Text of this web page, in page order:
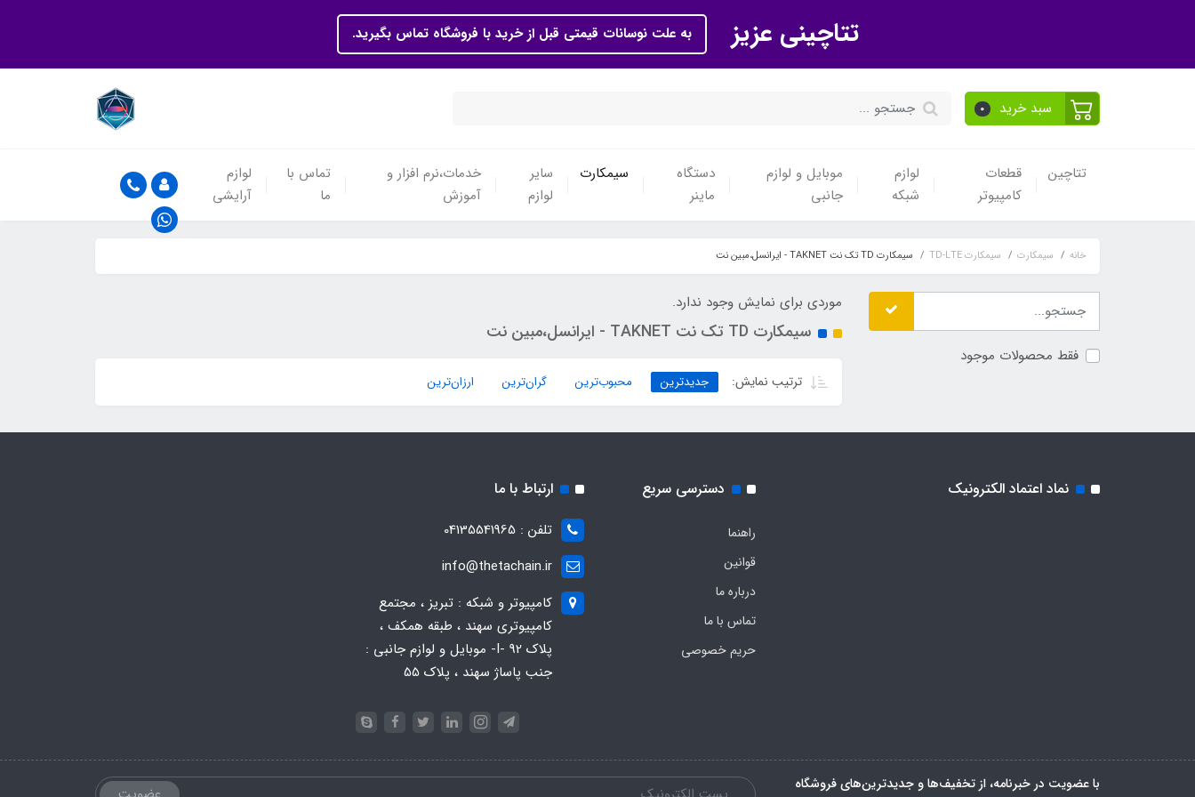
تتاچینی عزیز به علت نوسانات قیمتی قبل از خرید با فروشگاه تماس بگیرید.
سبد خرید 0
تتاچین
قطعات
کامپیوتر
لوازم
شبکه
موبایل و لوازم
جانبی
دستگاه
ماینر
سیمکارت
سایر
لوازم
خدمات،نرم افزار و
آموزش
تماس با
ما
لوازم
آرایشی
خانه سیمکارت سیمکارت TD-LTE سیمکارت TD تک نت TAKNET - ایرانسل،مبین نت
فقط محصولات موجود
موردی برای نمایش وجود ندارد.
سیمکارت TD تک نت TAKNET - ایرانسل،مبین نت
ترتیب نمایش: جدیدترین محبوب‌ترین گران‌ترین ارزان‌ترین
نماد اعتماد الکترونیک دسترسی سریع
راهنما
قوانین
درباره ما
تماس با ما
حریم خصوصی
ارتباط با ما
تلفن : 04135541965
info@thetachain.ir
کامپیوتر و شبکه : تبریز ، مجتمع
کامپیوتری سهند ، طبقه همکف ،
پلاک 92 -I- موبایل و لوازم جانبی :
جنب پاساژ سهند ، پلاک 55
با عضویت در خبرنامه، از تخفیف‌ها و جدیدترین‌های فروشگاه